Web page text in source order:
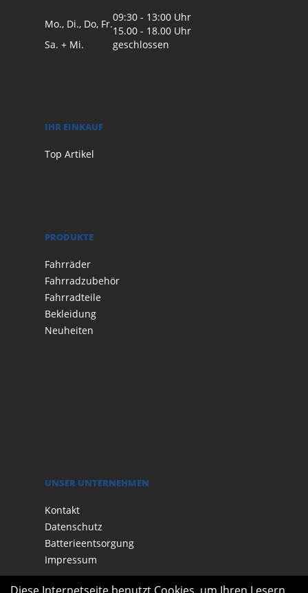
Mo., Di., Do, Fr.
09:30 - 13:00 Uhr
15.00 - 18.00 Uhr
Sa. + Mi.
geschlossen
IHR EINKAUF
Top Artikel
PRODUKTE
Fahrräder
Fahrradzubehör
Fahrradteile
Bekleidung
Neuheiten
UNSER UNTERNEHMEN
Kontakt
Datenschutz
Batterieentsorgung
Impressum